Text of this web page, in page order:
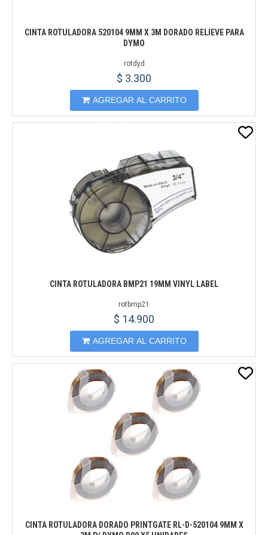
CINTA ROTULADORA 520104 9MM X 3M DORADO RELIEVE PARA
DYMO
rotdyd
$ 3.300
AGREGAR AL CARRITO
CINTA ROTULADORA BMP21 19MM VINYL LABEL
rotbmp21
$ 14.900
AGREGAR AL CARRITO
CINTA ROTULADORA DORADO PRINTGATE RL-D-520104 9MM X